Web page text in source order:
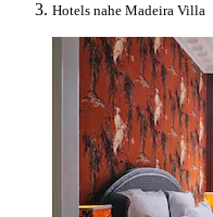
Hotels nahe Madeira Villa